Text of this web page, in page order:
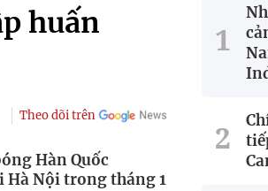
huấn
Theo dõi trên
Hàn Quốc
Hà Nội trong tháng 1